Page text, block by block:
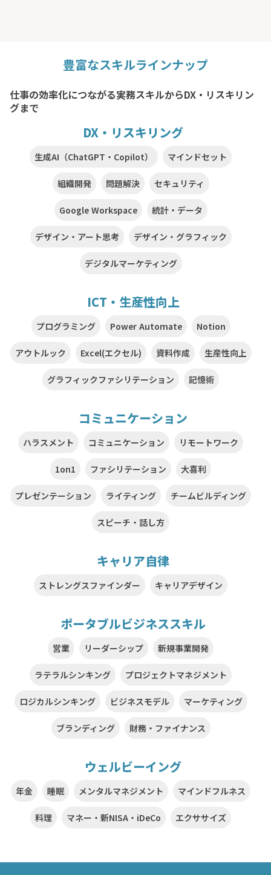
豊富なスキルラインナップ
仕事の効率化につながる実務スキルからDX・リスキリン
グまで
DX・リスキリング
生成AI（ChatGPT・Copilot） マインドセット
組織開発 問題解決 セキュリティ
Google Workspace 統計・データ
デザイン・アート思考 デザイン・グラフィック
デジタルマーケティング
ICT・生産性向上
プログラミング Power Automate Notion
アウトルック Excel(エクセル) 資料作成 生産性向上
グラフィックファシリテーション 記憶術
コミュニケーション
ハラスメント コミュニケーション リモートワーク
1on1 ファシリテーション 大喜利
プレゼンテーション ライティング チームビルディング
スピーチ・話し方
キャリア自律
ストレングスファインダー キャリアデザイン
ポータブルビジネススキル
営業 リーダーシップ 新規事業開発
ラテラルシンキング プロジェクトマネジメント
ロジカルシンキング ビジネスモデル マーケティング
ブランディング 財務・ファイナンス
ウェルビーイング
年金 睡眠 メンタルマネジメント マインドフルネス
料理 マネー・新NISA・iDeCo エクササイズ